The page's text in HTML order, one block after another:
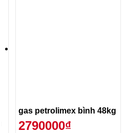
gas petrolimex bình 48kg
2790000₫